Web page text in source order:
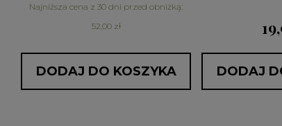
Najniższa cena z 30 dni przed obniżką:
52,00 zł
DODAJ DO KOSZYKA DODAJ